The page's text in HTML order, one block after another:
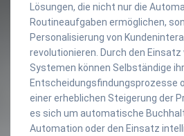
Lösungen, die nicht nur die
Routineaufgaben ermöglichen,
Personalisierung von
revolutionieren. Durch den
Systemen können Selbständige
Entscheidungsfindungsprozesse
einer erheblichen Steigerung der
es sich um automatische
Automation oder den Einsatz